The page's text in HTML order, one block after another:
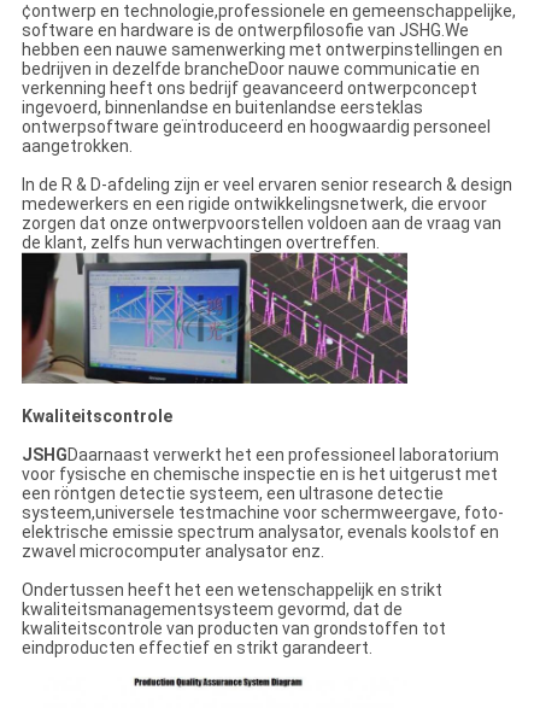
¢ontwerp en technologie,professionele en gemeenschappelijke,
software en hardware is de ontwerpfilosofie van JSHG.We
hebben een nauwe samenwerking met ontwerpinstellingen en
bedrijven in dezelfde brancheDoor nauwe communicatie en
verkenning heeft ons bedrijf geavanceerd ontwerpconcept
ingevoerd, binnenlandse en buitenlandse eersteklas
ontwerpsoftware geïntroduceerd en hoogwaardig personeel
aangetrokken.
In de R & D-afdeling zijn er veel ervaren senior research & design
medewerkers en een rigide ontwikkelingsnetwerk, die ervoor
zorgen dat onze ontwerpvoorstellen voldoen aan de vraag van
de klant, zelfs hun verwachtingen overtreffen.
Kwaliteitscontrole
JSHGDaarnaast verwerkt het een professioneel laboratorium
voor fysische en chemische inspectie en is het uitgerust met
een röntgen detectie systeem, een ultrasone detectie
systeem,universele testmachine voor schermweergave, foto-
elektrische emissie spectrum analysator, evenals koolstof en
zwavel microcomputer analysator enz.
Ondertussen heeft het een wetenschappelijk en strikt
kwaliteitsmanagementsysteem gevormd, dat de
kwaliteitscontrole van producten van grondstoffen tot
eindproducten effectief en strikt garandeert.